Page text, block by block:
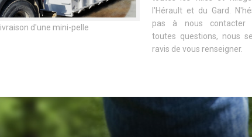
Livraison d'une mini-pelle
l'Hérault et du Gard.
pas à nous contacter
toutes questions, nous
ravis de vous renseigner.